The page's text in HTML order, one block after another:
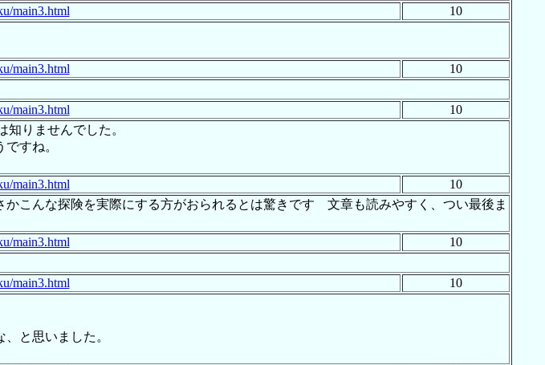
main3.html
10
main3.html
10
main3.html
10
りませんでした。
すね。
main3.html
10
こんな探険を実際にする方がおられるとは驚きです 文章も読みやすく、つい最後ま
main3.html
10
main3.html
10
と思いました。